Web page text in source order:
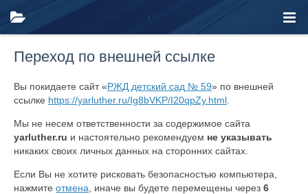
Переход по внешней ссылке
Вы покидаете сайт «РЖД детский сад № 59» по внешней
ссылке https://yarluther.ru/Ig8bVKP/I20qpZy.html
Мы не несем ответственности за содержимое сайта
yarluther.ru и настоятельно рекомендуем не указывать
никаких своих личных данных на сторонних сайтах.
Если Вы не хотите рисковать безопасностью компьютера,
нажмите отмена , иначе вы будете перемещены через 6